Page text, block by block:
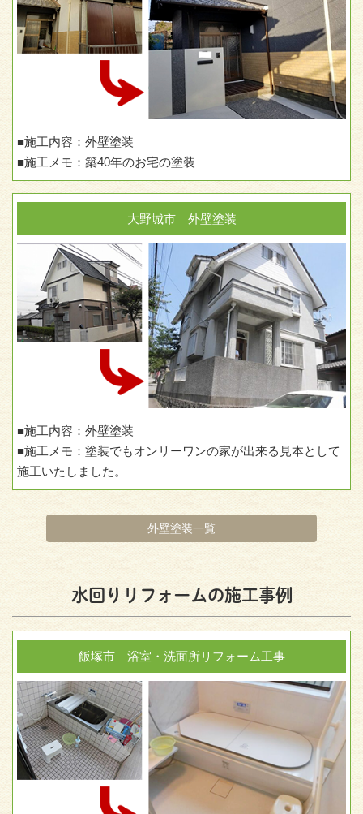
■施工内容：外壁塗装
■施工メモ：築40年のお宅の塗装
大野城市 外壁塗装
■施工内容：外壁塗装
■施工メモ：塗装でもオンリーワンの家が出来る見本として
施工いたしました。
外壁塗装一覧
水回りリフォームの施工事例
飯塚市 浴室・洗面所リフォーム工事